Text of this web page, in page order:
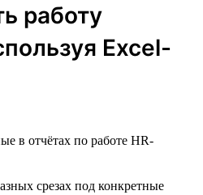
работу
Excel-
в отчётах по работе HR-
срезах под конкретные